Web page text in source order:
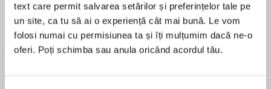
text care permit salvarea setărilor și preferințelor tale pe
un site, ca tu să ai o experiență cât mai bună. Le vom
folosi numai cu permisiunea ta și îți mulțumim dacă ne-o
oferi. Poți schimba sau anula oricând acordul tău.
Elita de Argint (Elita
de...
Dani Francis
Diavolul se îmbracă de
la...
Lauren Weisberger
Migdală
Sohn Won-pyung